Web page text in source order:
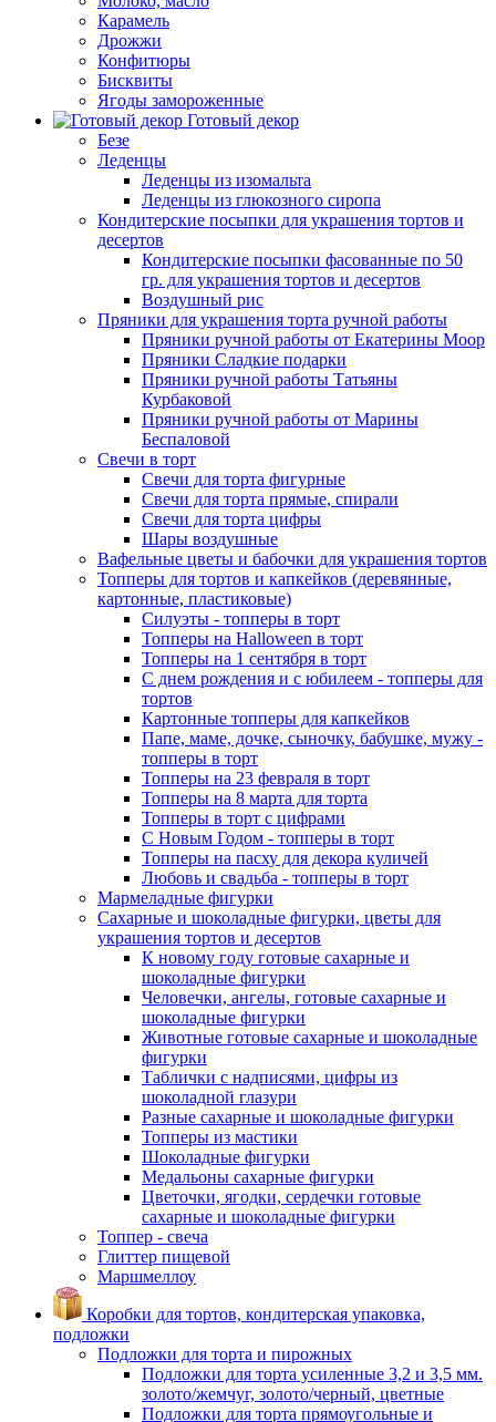
Карамель
Дрожжи
Конфитюры
Бисквиты
Ягоды замороженные
Готовый декор
Безе
Леденцы
Леденцы из изомальта
Леденцы из глюкозного сиропа
Кондитерские посыпки для украшения тортов и
десертов
Кондитерские посыпки фасованные по 50
гр. для украшения тортов и десертов
Воздушный рис
Пряники для украшения торта ручной работы
Пряники ручной работы от Екатерины Моор
Пряники Сладкие подарки
Пряники ручной работы Татьяны
Курбаковой
Пряники ручной работы от Марины
Беспаловой
Свечи в торт
Свечи для торта фигурные
Свечи для торта прямые, спирали
Свечи для торта цифры
Шары воздушные
Вафельные цветы и бабочки для украшения тортов
Топперы для тортов и капкейков (деревянные,
картонные, пластиковые)
Силуэты - топперы в торт
Топперы на Halloween в торт
Топперы на 1 сентября в торт
С днем рождения и с юбилеем - топперы для
тортов
Картонные топперы для капкейков
Папе, маме, дочке, сыночку, бабушке, мужу -
топперы в торт
Топперы на 23 февраля в торт
Топперы на 8 марта для торта
Топперы в торт с цифрами
С Новым Годом - топперы в торт
Топперы на пасху для декора куличей
Любовь и свадьба - топперы в торт
Мармеладные фигурки
Сахарные и шоколадные фигурки, цветы для
украшения тортов и десертов
К новому году готовые сахарные и
шоколадные фигурки
Человечки, ангелы, готовые сахарные и
шоколадные фигурки
Животные готовые сахарные и шоколадные
фигурки
Таблички с надписями, цифры из
шоколадной глазури
Разные сахарные и шоколадные фигурки
Топперы из мастики
Шоколадные фигурки
Медальоны сахарные фигурки
Цветочки, ягодки, сердечки готовые
сахарные и шоколадные фигурки
Топпер - свеча
Глиттер пищевой
Маршмеллоу
Коробки для тортов, кондитерская упаковка,
подложки
Подложки для торта и пирожных
Подложки для торта усиленные 3,2 и 3,5 мм.
золото/жемчуг, золото/черный, цветные
Подложки для торта прямоугольные и